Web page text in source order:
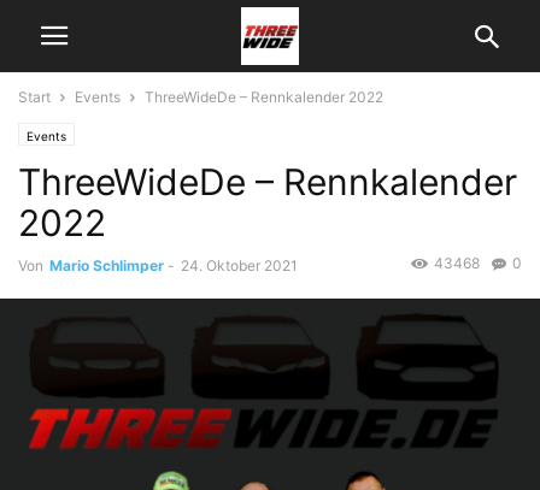
Start Events ThreeWideDe – Rennkalender 2022
Events
ThreeWideDe – Rennkalender
2022
Von Mario Schlimper - 24. Oktober 2021 0
43468